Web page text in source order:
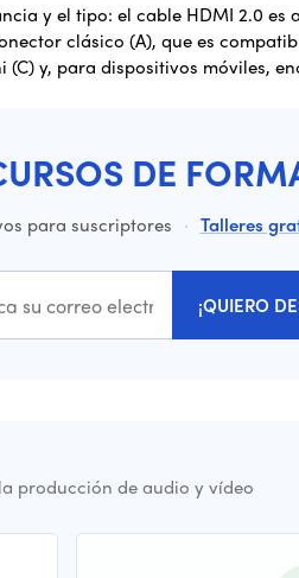
y el tipo: el cable HDMI 2.0 es
clásico (A), que es
y, para dispositivos móviles,
DE
para suscriptores · Talleres
¡QUIERO
producción de audio y vídeo